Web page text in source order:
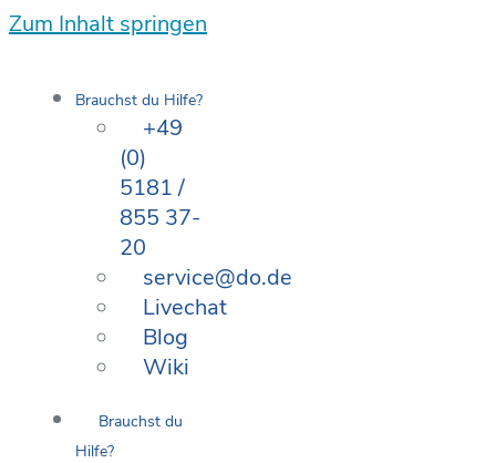
Zum Inhalt springen
Brauchst du Hilfe?
+49
(0)
5181 /
855 37-
20
service@do.de
Livechat
Blog
Wiki
Brauchst du
Hilfe?